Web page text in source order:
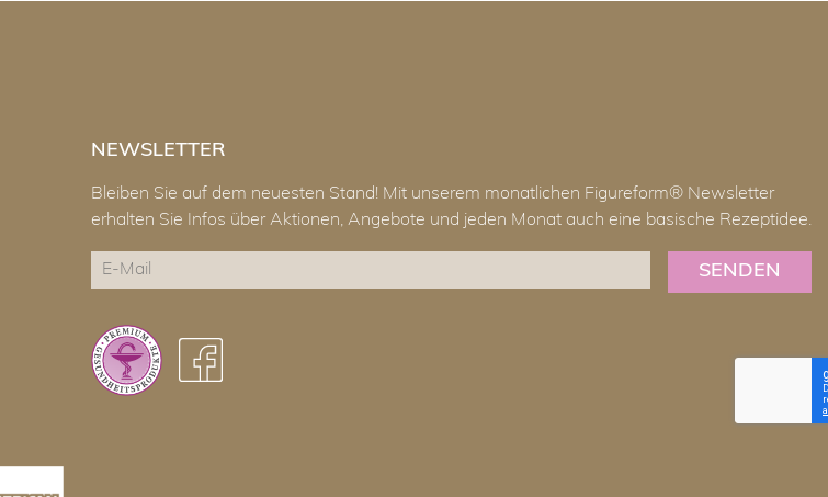
NEWSLETTER
Bleiben Sie auf dem neuesten Stand! Mit unserem monatlichen Figureform® Newsletter
erhalten Sie Infos über Aktionen, Angebote und jeden Monat auch eine basische Rezeptidee.
E-